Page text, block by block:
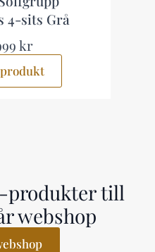
sits Grå
kr
produkter till
webshop